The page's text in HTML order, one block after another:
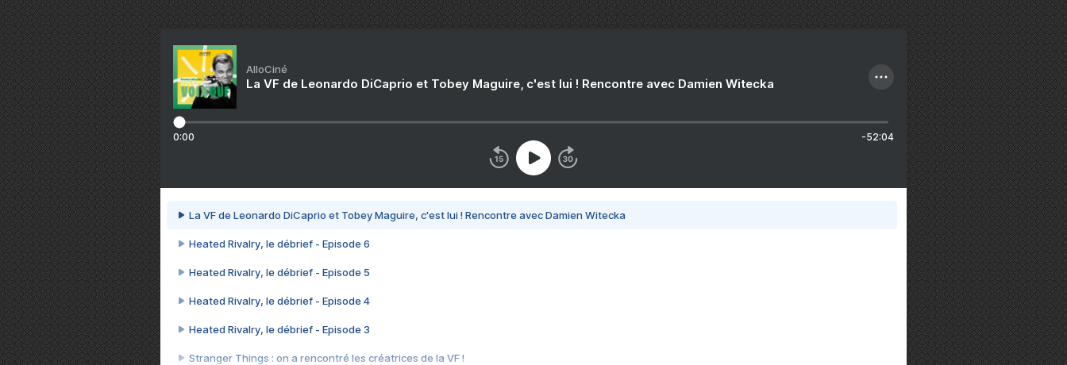
AlloCiné
La VF de Leonardo DiCaprio et Tobey Maguire, c'est lui ! Rencontre avec Damien Witecka
0:00 -52:04
La VF de Leonardo DiCaprio et Tobey Maguire, c'est lui ! Rencontre avec Damien Witecka
Heated Rivalry, le débrief - Episode 6
Heated Rivalry, le débrief - Episode 5
Heated Rivalry, le débrief - Episode 4
Heated Rivalry, le débrief - Episode 3
Stranger Things : on a rencontré les créatrices de la VF !